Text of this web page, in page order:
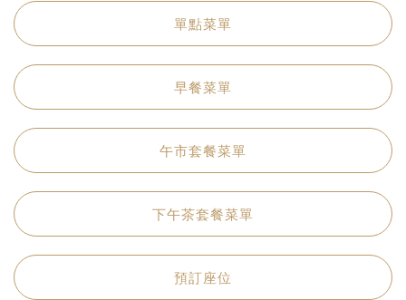
單點菜單
早餐菜單
午市套餐菜單
下午茶套餐菜單
預訂座位